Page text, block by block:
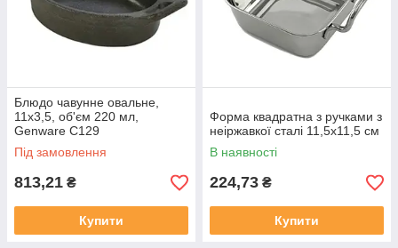
Блюдо чавунне овальне,
11х3,5, об'єм 220 мл,
Genware C129
Під замовлення
813,21 ₴
Купити
Форма квадратна з ручками з
неіржавкої сталі 11,5х11,5 см
В наявності
224,73 ₴
Купити